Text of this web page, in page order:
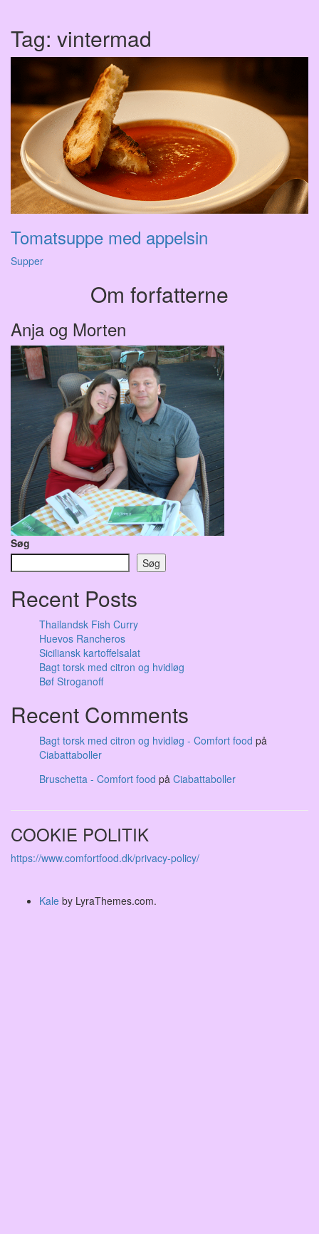
Tag: vintermad
Tomatsuppe med appelsin
Supper
Om forfatterne
Anja og Morten
Søg
Søg
Recent Posts
Thailandsk Fish Curry
Huevos Rancheros
Siciliansk kartoffelsalat
Bagt torsk med citron og hvidløg
Bøf Stroganoff
Recent Comments
Bagt torsk med citron og hvidløg - Comfort food på
Ciabattaboller
Bruschetta - Comfort food på Ciabattaboller
COOKIE POLITIK
https://www.comfortfood.dk/privacy-policy/
Kale by LyraThemes.com.